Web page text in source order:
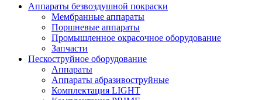
Аппараты безвоздушной покраски
Мембранные аппараты
Поршневые аппараты
Промышленное окрасочное оборудование
Запчасти
Пескоструйное оборудование
Аппараты
Аппараты абразивоструйные
Комплектация LIGHT